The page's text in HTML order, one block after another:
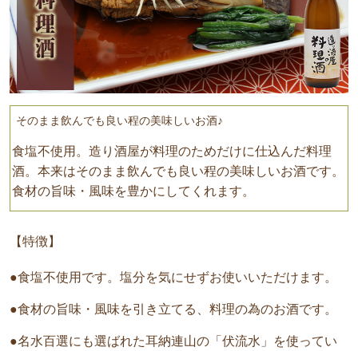
そのまま飲んでも良い程の美味しいお酒♪
食塩不使用。造り酒屋が料理のためだけに仕込んだ料理
酒。本来はそのまま飲んでも良い程の美味しいお酒です。
食材の旨味・風味を豊かにしてくれます。
【特徴】
●食塩不使用です。塩分を気にせずお使いいただけます。
●食材の旨味・風味を引き立てる、料理の為のお酒です。
●名水百選にも選ばれた耳納連山の「伏流水」を使ってい